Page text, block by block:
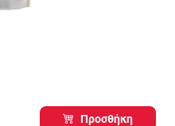
Προσθήκη